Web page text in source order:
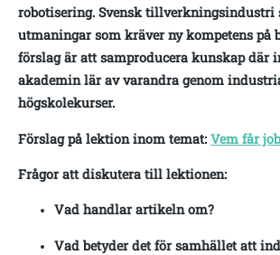
robotisering. Svensk tillverkningsindustri
utmaningar som kräver ny kompetens på
förslag är att samproducera kunskap där
akademin lär av varandra genom
högskolekurser.
Förslag på lektion inom temat: Vem får
Frågor att diskutera till lektionen:
Vad handlar artikeln om?
Vad betyder det för samhället att